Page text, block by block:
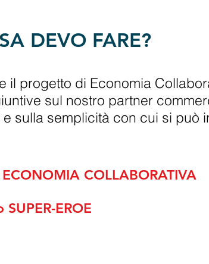
DEVO FARE?
il progetto di Economia
sul nostro partner
sulla semplicità con cui si può
COLLABORATIVA
SUPER-EROE